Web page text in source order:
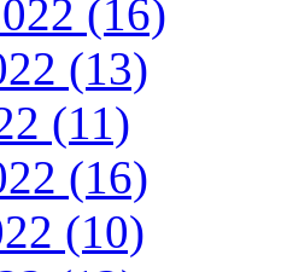
(16)
(13)
(11)
(16)
(10)